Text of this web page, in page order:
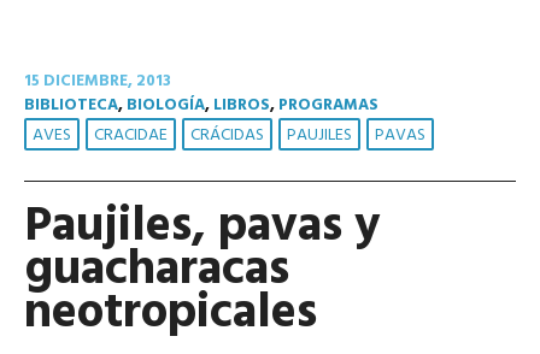
15 DICIEMBRE, 2013
BIBLIOTECA,BIOLOGÍA,LIBROS,PROGRAMAS
AVES CRACIDAE CRÁCIDAS PAUJILES PAVAS
Paujiles, pavas y
guacharacas
neotropicales